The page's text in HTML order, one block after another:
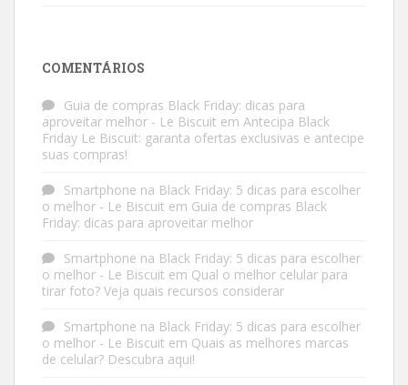
COMENTÁRIOS
Guia de compras Black Friday: dicas para
aproveitar melhor - Le Biscuit em Antecipa Black
Friday Le Biscuit: garanta ofertas exclusivas e antecipe
suas compras!
Smartphone na Black Friday: 5 dicas para escolher
o melhor - Le Biscuit em Guia de compras Black
Friday: dicas para aproveitar melhor
Smartphone na Black Friday: 5 dicas para escolher
o melhor - Le Biscuit em Qual o melhor celular para
tirar foto? Veja quais recursos considerar
Smartphone na Black Friday: 5 dicas para escolher
o melhor - Le Biscuit em Quais as melhores marcas
de celular? Descubra aqui!